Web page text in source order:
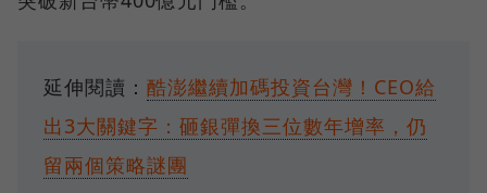
延伸閱讀： 酷澎繼續加碼投資台灣！CEO給
出3大關鍵字：砸銀彈換三位數年增率，仍
留兩個策略謎團